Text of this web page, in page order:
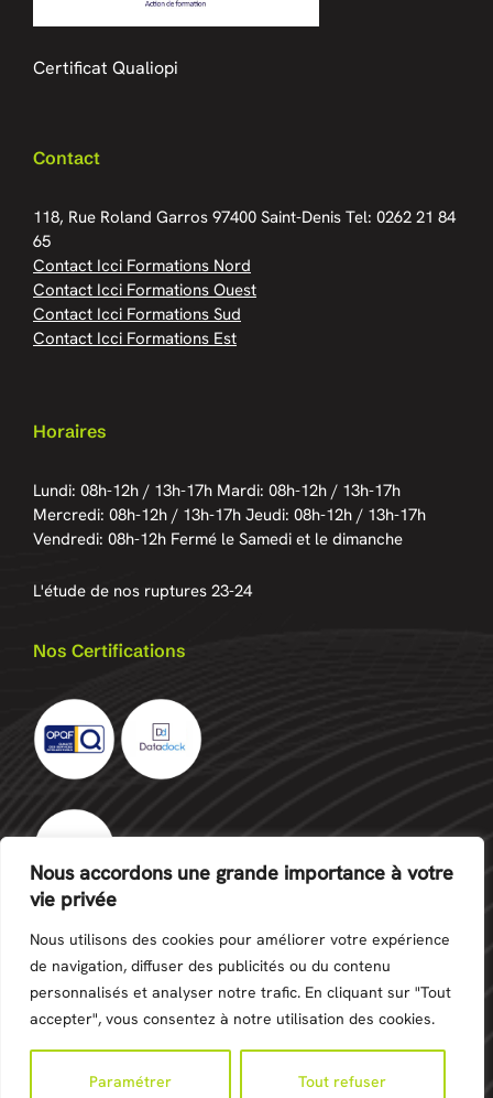
Nous accordons une grande importance à votre
vie privée
Nous utilisons des cookies pour améliorer votre expérience
de navigation, diffuser des publicités ou du contenu
personnalisés et analyser notre trafic. En cliquant sur "Tout
accepter", vous consentez à notre utilisation des cookies.
Paramétrer Tout refuser
Certificat Qualiopi
Contact
118, Rue Roland Garros 97400 Saint-Denis Tel: 0262 21 84
65
Contact Icci Formations Nord
Contact Icci Formations Ouest
Contact Icci Formations Sud
Contact Icci Formations Est
Horaires
Lundi: 08h-12h / 13h-17h Mardi: 08h-12h / 13h-17h
Mercredi: 08h-12h / 13h-17h Jeudi: 08h-12h / 13h-17h
Vendredi: 08h-12h Fermé le Samedi et le dimanche
L'étude de nos ruptures 23-24
Nos Certifications
©Copyright 2024 - Création site internet Réunion